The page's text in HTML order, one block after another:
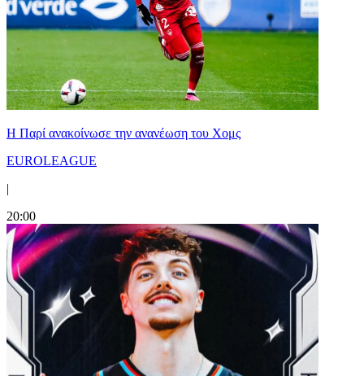
Η Παρί ανακοίνωσε την ανανέωση του Χομς
EUROLEAGUE
|
20:00